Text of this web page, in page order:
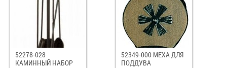
52278-028
КАМИННЫЙ НАБОР
52349-000 МЕХА ДЛЯ
ПОДДУВА